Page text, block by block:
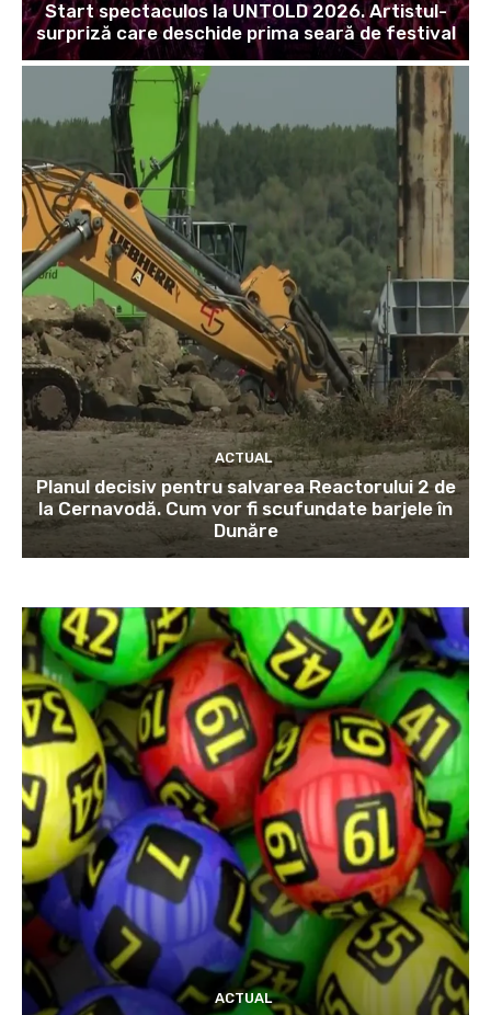
Start spectaculos la UNTOLD 2026. Artistul-
surpriză care deschide prima seară de festival
ACTUAL
Planul decisiv pentru salvarea Reactorului 2 de
la Cernavodă. Cum vor fi scufundate barjele în
Dunăre
ACTUAL